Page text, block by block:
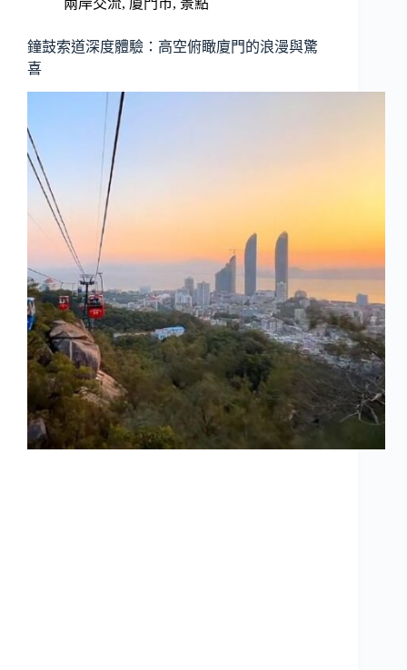
兩岸交流, 廈門市, 景點
鐘鼓索道深度體驗：高空俯瞰廈門的浪漫與驚
喜